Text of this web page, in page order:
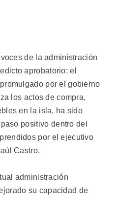
de la administración
aprobatorio: el
por el gobierno
los actos de compra,
en la isla, ha sido
positivo dentro del
por el ejecutivo
Castro.
administración
su capacidad de